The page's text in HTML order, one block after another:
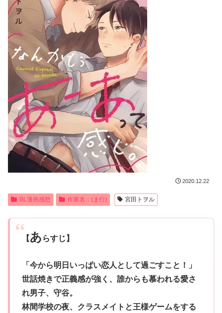
2020.12.22
BL漫画感想 作家名：(ま行) 宮田トヲル
【あ らすじ】
「今から明日いっぱい恋人として過ごすこと！」
世話焼きで正義感が強く、誰からも慕われる愛さ
れ男子、守谷。
林間学校の夜、クラスメイトと王様ゲームをする